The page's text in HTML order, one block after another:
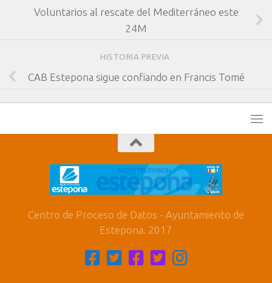
Voluntarios al rescate del Mediterráneo este
24M
HISTORIA PREVIA
CAB Estepona sigue confiando en Francis Tomé
Centro de Proceso de Datos - Ayuntamiento de
Estepona. 2017